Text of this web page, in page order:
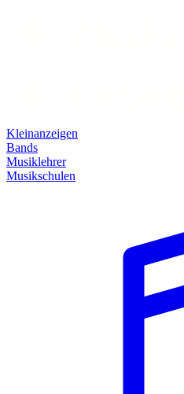
Kleinanzeigen
Bands
Musiklehrer
Musikschulen